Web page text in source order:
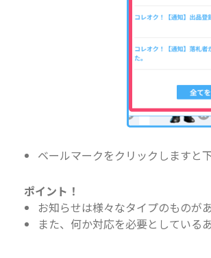
ベールマークをクリックしますと
ポイント！
お知らせは様々なタイプのものが
また、何か対応を必要としている